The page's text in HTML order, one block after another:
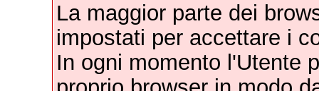
La maggior parte dei
impostati per accettare i
In ogni momento l'Utente